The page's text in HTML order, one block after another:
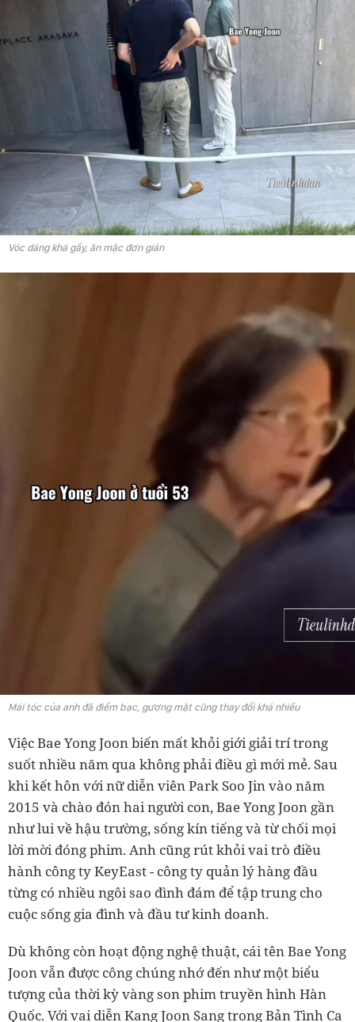
Vóc dáng khá gầy, ăn mặc đơn giản
Mái tóc của anh đã điểm bạc, gương mặt cũng thay đổi khá nhiều
Việc Bae Yong Joon biến mất khỏi giới giải trí trong
suốt nhiều năm qua không phải điều gì mới mẻ. Sau
khi kết hôn với nữ diễn viên Park Soo Jin vào năm
2015 và chào đón hai người con, Bae Yong Joon gần
như lui về hậu trường, sống kín tiếng và từ chối mọi
lời mời đóng phim. Anh cũng rút khỏi vai trò điều
hành công ty KeyEast - công ty quản lý hàng đầu
từng có nhiều ngôi sao đình đám để tập trung cho
cuộc sống gia đình và đầu tư kinh doanh.
Dù không còn hoạt động nghệ thuật, cái tên Bae Yong
Joon vẫn được công chúng nhớ đến như một biểu
tượng của thời kỳ vàng son phim truyền hình Hàn
Quốc. Với vai diễn Kang Joon Sang trong Bản Tình Ca